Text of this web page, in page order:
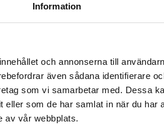
Information
och annonserna till
även sådana identifierare
som vi samarbetar med. Dessa
eller som de har samlat in när du har
av vår webbplats.
ole nopea -
grillattujen pihvien ja muiden
valmistetun grillihaarukan
hallinnan lihaa
ruostumattomasta
BIOLITE